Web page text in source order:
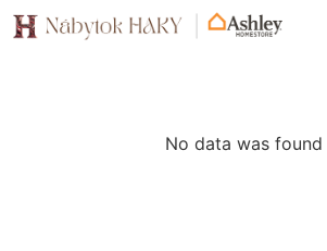
No data was found